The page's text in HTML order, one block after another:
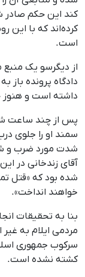
کند این حکم صادر
کرده‌اند که با این
است.
از دیگرسو یک منبع
دادگاه پرونده باز
داشته است و
پس از چند ساعت
سمند او را جلوی
شدت مورد ضرب ‌و
آقای زندخانی در
شده بود که «قتل
خواهند انداخت».
بنا به تحقیقات
مردمی ایلام به‌
سرکوب جمهوری
کشته نشده است.